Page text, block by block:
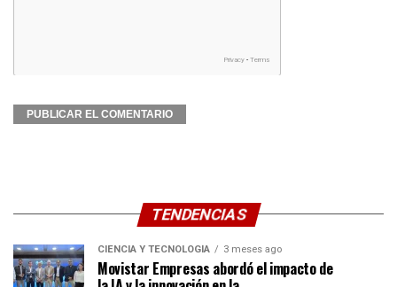
TENDENCIAS
CIENCIA Y TECNOLOGÍA 3 meses ago
Movistar Empresas abordó el impacto de